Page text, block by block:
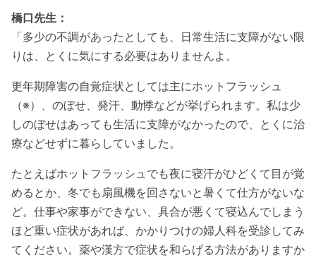
橋口先生：
「多少の不調があったとしても、日常生活に支障がない限
りは、とくに気にする必要はありませんよ。
更年期障害の自覚症状としては主にホットフラッシュ
（※）、のぼせ、発汗、動悸などが挙げられます。私は少
しのぼせはあっても生活に支障がなかったので、とくに治
療などせずに暮らしていました。
たとえばホットフラッシュでも夜に寝汗がひどくて目が覚
めるとか、冬でも扇風機を回さないと暑くて仕方がないな
ど。仕事や家事ができない、具合が悪くて寝込んでしまう
ほど重い症状があれば、かかりつけの婦人科を受診してみ
てください。薬や漢方で症状を和らげる方法がありますか